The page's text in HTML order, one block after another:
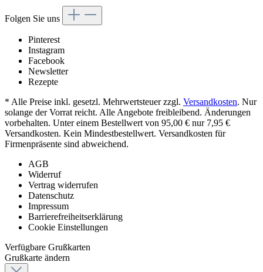
Folgen Sie uns
Pinterest
Instagram
Facebook
Newsletter
Rezepte
* Alle Preise inkl. gesetzl. Mehrwertsteuer zzgl. Versandkosten. Nur
solange der Vorrat reicht. Alle Angebote freibleibend. Änderungen
vorbehalten. Unter einem Bestellwert von 95,00 € nur 7,95 €
Versandkosten. Kein Mindestbestellwert. Versandkosten für
Firmenpräsente sind abweichend.
AGB
Widerruf
Vertrag widerrufen
Datenschutz
Impressum
Barrierefreiheitserklärung
Cookie Einstellungen
Verfügbare Grußkarten
Grußkarte ändern